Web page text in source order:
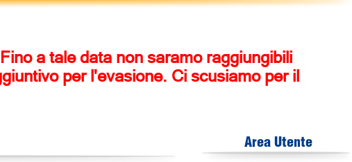
a tale data non saramo raggiungibili
per l'evasione. Ci scusiamo per il
Area Utente